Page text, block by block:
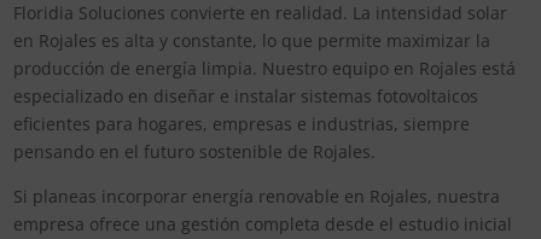
Floridia Soluciones convierte en realidad. La intensidad solar
en Rojales es alta y constante, lo que permite maximizar la
producción de energía limpia. Nuestro equipo en Rojales está
especializado en diseñar e instalar sistemas fotovoltaicos
eficientes para hogares, empresas e industrias, siempre
pensando en el futuro sostenible de Rojales.
Si planeas incorporar energía renovable en Rojales, nuestra
empresa ofrece una gestión completa desde el estudio inicial